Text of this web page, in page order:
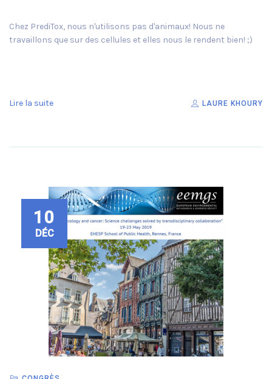
Chez PrediTox, nous n'utilisons pas d'animaux! Nous ne
travaillons que sur des cellules et elles nous le rendent bien! ;)
Lire la suite LAURE KHOURY
10
DÉC